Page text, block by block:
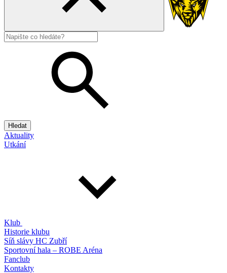
Hledat
Aktuality
Utkání
Klub
Historie klubu
Síň slávy HC Zubří
Sportovní hala – ROBE Aréna
Fanclub
Kontakty